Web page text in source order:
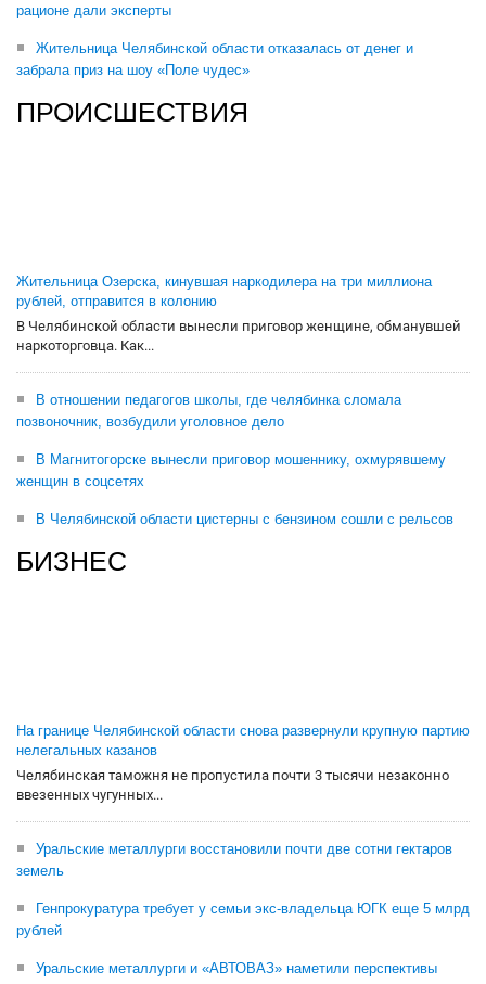
рационе дали эксперты
Жительница Челябинской области отказалась от денег и
забрала приз на шоу «Поле чудес»
ПРОИСШЕСТВИЯ
Жительница Озерска, кинувшая наркодилера на три миллиона
рублей, отправится в колонию
В Челябинской области вынесли приговор женщине, обманувшей
наркоторговца. Как...
В отношении педагогов школы, где челябинка сломала
позвоночник, возбудили уголовное дело
В Магнитогорске вынесли приговор мошеннику, охмурявшему
женщин в соцсетях
В Челябинской области цистерны с бензином сошли с рельсов
БИЗНЕС
На границе Челябинской области снова развернули крупную партию
нелегальных казанов
Челябинская таможня не пропустила почти 3 тысячи незаконно
ввезенных чугунных...
Уральские металлурги восстановили почти две сотни гектаров
земель
Генпрокуратура требует у семьи экс-владельца ЮГК еще 5 млрд
рублей
Уральские металлурги и «АВТОВАЗ» наметили перспективы